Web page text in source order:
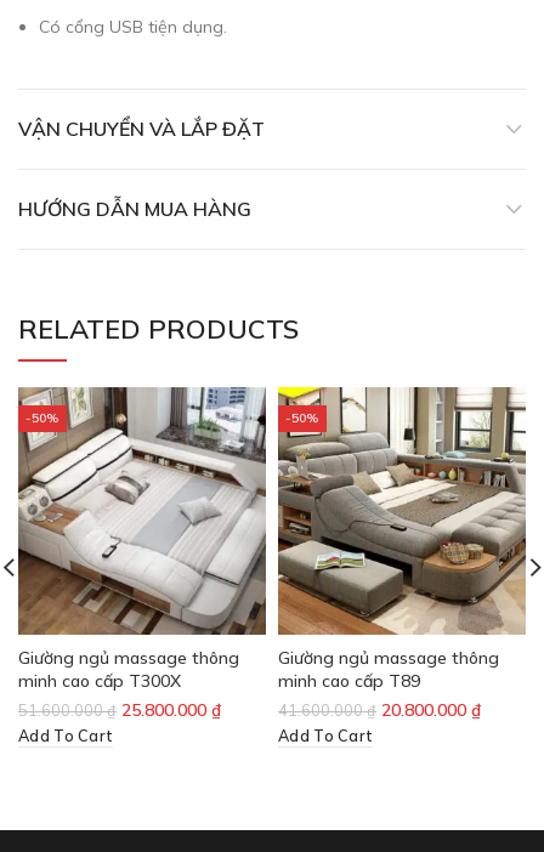
Có cổng USB tiện dụng.
VẬN CHUYỂN VÀ LẮP ĐẶT
HƯỚNG DẪN MUA HÀNG
RELATED PRODUCTS
-50%
Giường ngủ massage thông
minh cao cấp T300X
51.600.000₫ 25.800.000 ₫
Add To Cart
-50%
Giường ngủ massage thông
minh cao cấp T89
41.600.000₫ 20.800.000 ₫
Add To Cart